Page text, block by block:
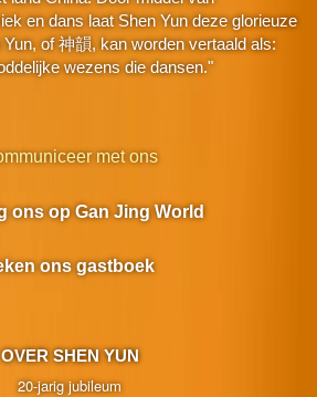
en dans laat Shen Yun deze glorieuze
of 神韻, kan worden vertaald als:
wezens die dansen."
OVER SHEN YUN
20-jarig jubileum
met ons
ons op Gan Jing World
ons gastboek